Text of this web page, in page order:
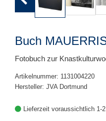
Previous
Buch
Fotobuch zur
Artikelnummer: 1131004220
Hersteller: JVA Dortmund
Lieferzeit voraussichtlich 1-